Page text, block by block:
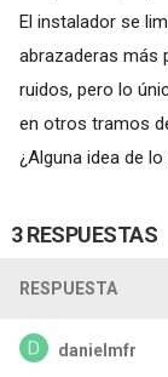
El instalador se
abrazaderas más
ruidos, pero lo
en otros tramos
¿Alguna idea de
3 RESPUESTAS
RESPUESTA
danielmfr